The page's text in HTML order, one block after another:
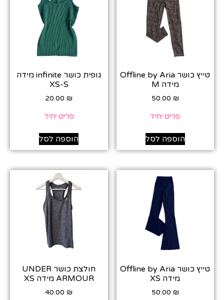
טייץ כושר Offline by Aria
מידה M
50.00 ₪
פריט יחיד
הוספה לסל
גופית כושר infinite מידה
XS-S
20.00 ₪
פריט יחיד
הוספה לסל
טייץ כושר Offline by Aria
מידה XS
50.00 ₪
חולצת כושר UNDER
ARMOUR מידה XS
40.00 ₪